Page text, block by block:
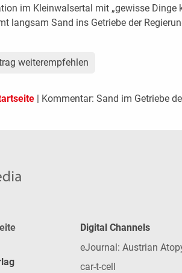
im Kleinwalsertal mit „gewisse Dinge
langsam Sand ins Getriebe der
weiterempfehlen
| Kommentar: Sand im Getriebe
Digital Channels
eJournal: Austrian
car-t-cell